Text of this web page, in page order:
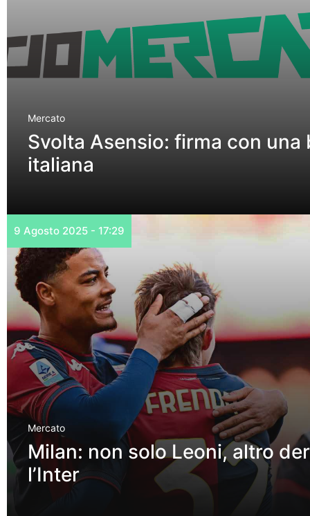
Mercato
Svolta Asensio: firma con una
italiana
9 Agosto 2025 - 17:29
Mercato
Milan: non solo Leoni, altro
l’Inter